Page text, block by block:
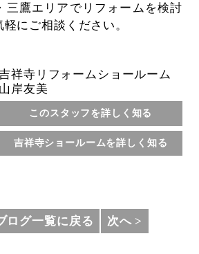
三鷹エリアでリフォームを検討
にご相談ください。
祥寺リフォームショールーム
山岸友美
このスタッフを詳しく知る
吉祥寺ショールームを詳しく知る
ログ一覧に戻る 次へ >